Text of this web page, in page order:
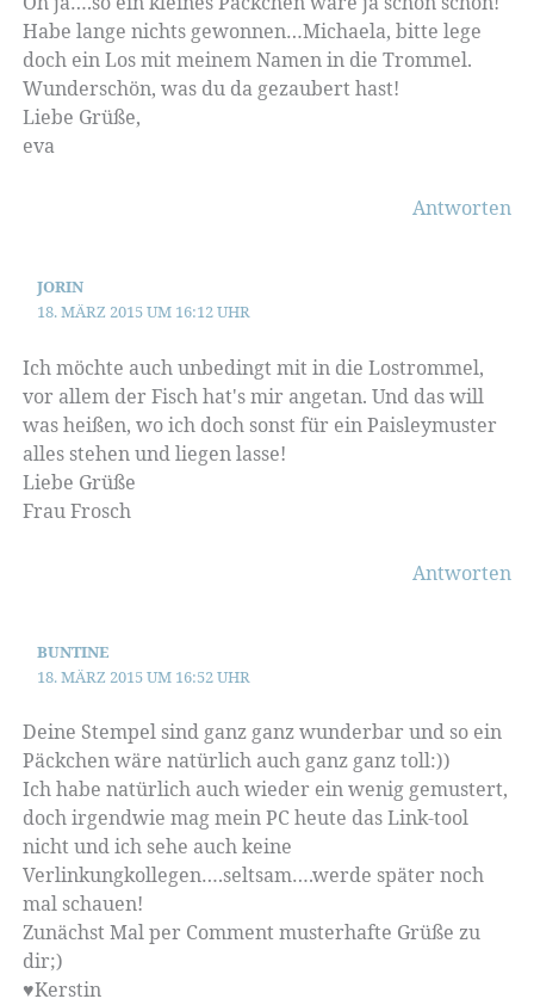
Habe lange nichts gewonnen…Michaela, bitte lege
doch ein Los mit meinem Namen in die Trommel.
Wunderschön, was du da gezaubert hast!
Liebe Grüße,
eva
Antworten
JORIN
18. MÄRZ 2015 UM 16:12 UHR
Ich möchte auch unbedingt mit in die Lostrommel,
vor allem der Fisch hat's mir angetan. Und das will
was heißen, wo ich doch sonst für ein Paisleymuster
alles stehen und liegen lasse!
Liebe Grüße
Frau Frosch
Antworten
BUNTINE
18. MÄRZ 2015 UM 16:52 UHR
Deine Stempel sind ganz ganz wunderbar und so ein
Päckchen wäre natürlich auch ganz ganz toll:))
Ich habe natürlich auch wieder ein wenig gemustert,
doch irgendwie mag mein PC heute das Link-tool
nicht und ich sehe auch keine
Verlinkungkollegen….seltsam….werde später noch
mal schauen!
Zunächst Mal per Comment musterhafte Grüße zu
dir;)
♥Kerstin